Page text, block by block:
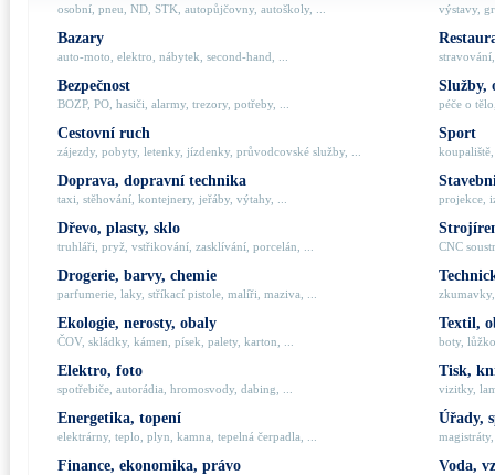
osobní, pneu, ND, STK, autopůjčovny, autoškoly, ...
Bazary
auto-moto, elektro, nábytek, second-hand, ...
Bezpečnost
BOZP, PO, hasiči, alarmy, trezory, potřeby, ...
Cestovní ruch
zájezdy, pobyty, letenky, jízdenky, průvodcovské služby, ...
Doprava, dopravní technika
taxi, stěhování, kontejnery, jeřáby, výtahy, ...
Dřevo, plasty, sklo
truhláři, pryž, vstřikování, zasklívání, porcelán, ...
Drogerie, barvy, chemie
parfumerie, laky, stříkací pistole, malíři, maziva, ...
Ekologie, nerosty, obaly
ČOV, skládky, kámen, písek, palety, karton, ...
Elektro, foto
spotřebiče, autorádia, hromosvody, dabing, ...
Energetika, topení
elektrárny, teplo, plyn, kamna, tepelná čerpadla, ...
Finance, ekonomika, právo
výstavy,
Služby,
péče o
Sport
projekce,
CNC
Textil,
boty,
Tisk,
vizitky,
Úřady,
Voda,